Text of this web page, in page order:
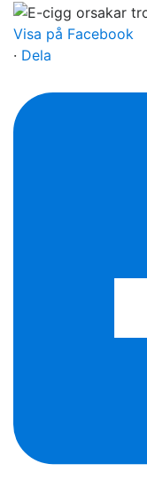
Visa på Facebook
· Dela